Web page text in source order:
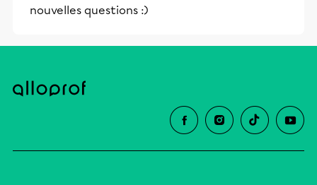
nouvelles questions :)